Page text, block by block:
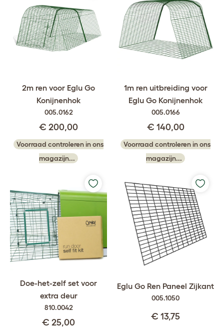
2m ren voor Eglu Go
Konijnenhok
005.0162
€ 200,00
Voorraad controleren in ons
magazijn...
1m ren uitbreiding voor
Eglu Go Konijnenhok
005.0166
€ 140,00
Voorraad controleren in ons
magazijn...
Doe-het-zelf set voor
extra deur
810.0042
€ 25,00
Eglu Go Ren Paneel Zijkant
005.1050
€ 13,75